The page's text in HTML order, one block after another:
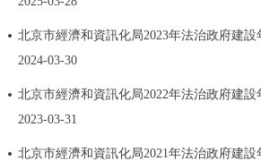
市領導
政策兌現
北京市經濟和資訊化局2023年法治政府建設
2024-03-30
北京市經濟和資訊化局2022年法治政府建設
2023-03-31
北京市經濟和資訊化局2021年法治政府建設